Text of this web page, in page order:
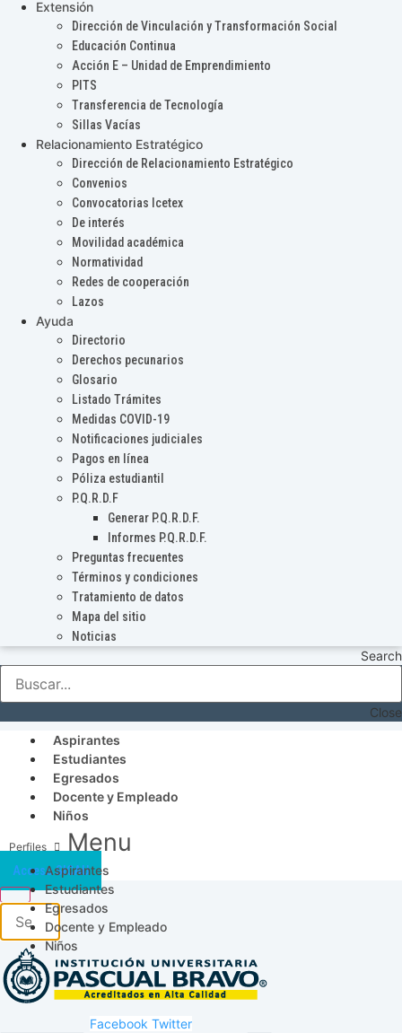
Extensión
Dirección de Vinculación y Transformación Social
Educación Continua
Acción E – Unidad de Emprendimiento
PITS
Transferencia de Tecnología
Sillas Vacías
Relacionamiento Estratégico
Dirección de Relacionamiento Estratégico
Convenios
Convocatorias Icetex
De interés
Movilidad académica
Normatividad
Redes de cooperación
Lazos
Ayuda
Directorio
Derechos pecunarios
Glosario
Listado Trámites
Medidas COVID-19
Notificaciones judiciales
Pagos en línea
Póliza estudiantil
P.Q.R.D.F
Generar P.Q.R.D.F.
Informes P.Q.R.D.F.
Preguntas frecuentes
Términos y condiciones
Tratamiento de datos
Mapa del sitio
Noticias
Search
Close
Aspirantes
Estudiantes
Egresados
Docente y Empleado
Niños
Menu
Aspirantes
Estudiantes
Egresados
Docente y Empleado
Niños
Acceso SICAU
Facebook Twitter